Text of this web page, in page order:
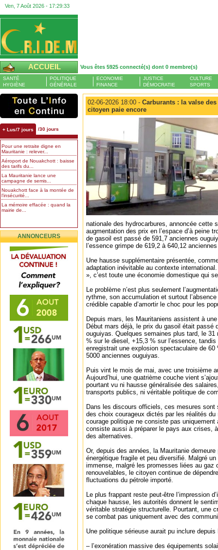
Ven, 7 Août 2026 - 17:29:33
ACCUEIL Vous êtes 5925 connecté(s) dont 0 membre(s)
SANTÉ
HYGIÈNE
POLITIQUE
GÉNÉRALE
ECONOMIE
FINANCE
JUSTICE
DÉMOCRATIE
CULTURE
SPORTS
+ Lus/7 jours /30 jours
Pour une retraite digne en
Mauritanie : relever...
Aéroport de Nouakchott : baisse
des tarifs du...
La Mauritanie lance une
campagne de semis...
Nouakchott face à la montée de
l’insécurité...
La mémoire effacée : quand la
mairie de...
ANNONCEURS
02-06-2026 18:00 - Carburants : la valse
citoyen paie encore
nationale des hydrocarbures, annoncée cette
augmentation des prix en l’espace d’à peine
de gasoil est passé de 591,7 anciennes
l’essence grimpe de 619,2 à 640,12
Une hausse supplémentaire présentée,
adaptation inévitable au contexte
», c’est toute une économie domestique qui
Le problème n’est plus seulement
rythme, son accumulation et surtout
crédible capable d’amortir le choc pour les
Depuis mars, les Mauritaniens assistent à
Début mars déjà, le prix du gasoil était passé
ouguiyas. Quelques semaines plus tard, le
% sur le diesel, +15,3 % sur l’essence,
enregistrait une explosion spectaculaire de
5000 anciennes ouguiyas.
Puis vint le mois de mai, avec une troisième
Aujourd’hui, une quatrième couche vient
pourtant vu ni hausse généralisée des
transports publics, ni véritable politique de
Dans les discours officiels, ces mesures sont
des choix courageux dictés par les réalités
courage politique ne consiste pas
consiste aussi à préparer le pays aux crises,
des alternatives.
Or, depuis des années, la Mauritanie demeure
énergétique fragile et peu diversifié. Malgré
immense, malgré les promesses liées au gaz
renouvelables, le citoyen continue de
fluctuations du pétrole importé.
Le plus frappant reste peut-être l’impression
chaque hausse, les autorités donnent le
véritable stratégie structurelle. Pourtant, une
se combat pas uniquement avec des
Une politique sérieuse aurait pu inclure
– l’exonération massive des équipements